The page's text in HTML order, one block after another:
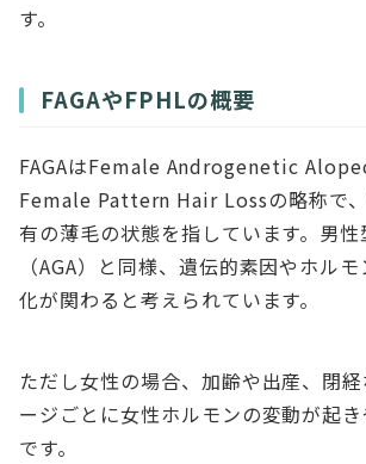
す。
FAGAやFPHLの概要
FAGAはFemale Androgenetic
Female Pattern Hair Lossの略称で
有の薄毛の状態を指しています。男
（AGA）と同様、遺伝的素因やホル
化が関わると考えられています。
ただし女性の場合、加齢や出産、閉
ージごとに女性ホルモンの変動が起
です。